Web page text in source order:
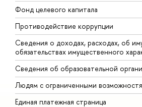
Фонд целевого капитала
Противодействие коррупции
Сведения о доходах, расходах, об
обязательствах имущественного
Сведения об образовательной
Людям с ограниченными
Единая платежная страница